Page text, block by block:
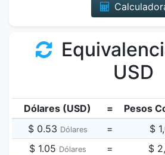
USD
Dólares (USD) =
Pesos
$ 0.53 Dólares = $
$ 1.05 Dólares = $